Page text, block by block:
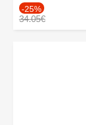
-25%
34.05€